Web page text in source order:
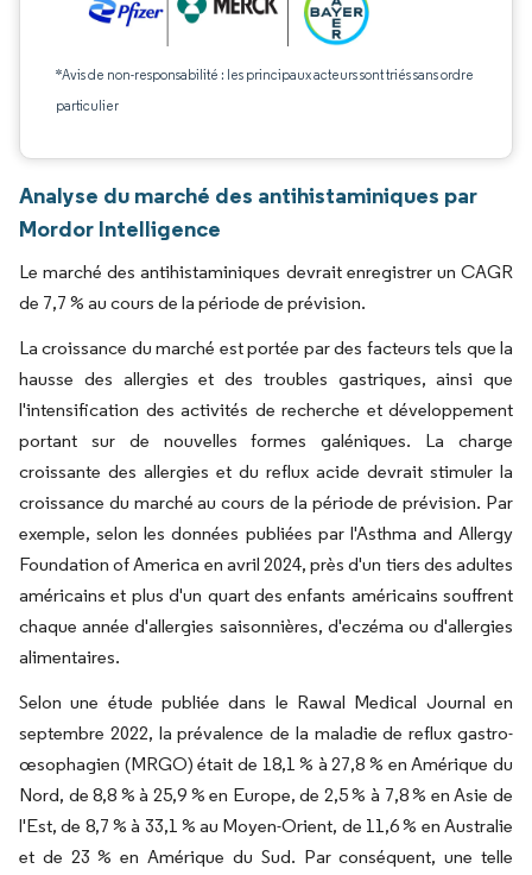
*Avis de non-responsabilité : les principaux acteurs sont triés sans ordre
particulier
Analyse du marché des antihistaminiques par
Mordor Intelligence
Le marché des antihistaminiques devrait enregistrer un CAGR
de 7,7 % au cours de la période de prévision.
La croissance du marché est portée par des facteurs tels que la
hausse des allergies et des troubles gastriques, ainsi que
l'intensification des activités de recherche et développement
portant sur de nouvelles formes galéniques. La charge
croissante des allergies et du reflux acide devrait stimuler la
croissance du marché au cours de la période de prévision. Par
exemple, selon les données publiées par l'Asthma and Allergy
Foundation of America en avril 2024, près d'un tiers des adultes
américains et plus d'un quart des enfants américains souffrent
chaque année d'allergies saisonnières, d'eczéma ou d'allergies
alimentaires.
Selon une étude publiée dans le Rawal Medical Journal en
septembre 2022, la prévalence de la maladie de reflux gastro-
œsophagien (MRGO) était de 18,1 % à 27,8 % en Amérique du
Nord, de 8,8 % à 25,9 % en Europe, de 2,5 % à 7,8 % en Asie de
l'Est, de 8,7 % à 33,1 % au Moyen-Orient, de 11,6 % en Australie
et de 23 % en Amérique du Sud. Par conséquent, une telle